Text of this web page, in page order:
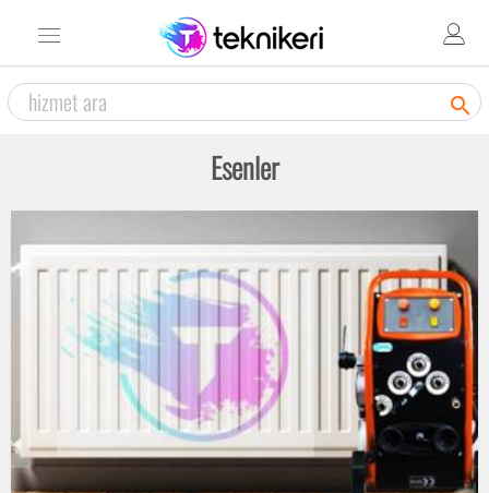

Esenler